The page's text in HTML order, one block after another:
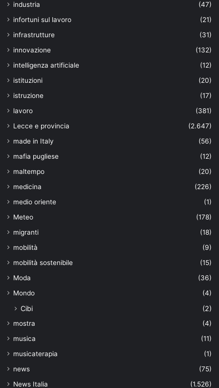
industria
(47)
infortuni sul lavoro
(21)
infrastrutture
(31)
innovazione
(132)
intelligenza artificiale
(12)
istituzioni
(20)
istruzione
(17)
lavoro
(381)
Lecce e provincia
(2.647)
made in Italy
(56)
mafia pugliese
(12)
maltempo
(20)
medicina
(226)
medio oriente
(1)
Meteo
(178)
migranti
(18)
mobilità
(9)
mobilità sostenibile
(15)
Moda
(36)
Mondo
(4)
Cibi (2)
mostra
(4)
musica
(11)
musicaterapia
(1)
news
(75)
News Italia
(1.526)